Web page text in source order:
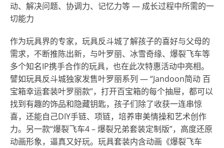
动、解决问题、协调力、记忆力等 — 成长过程中所需的一
切能力
作为玩具界的专家，玩具反斗城了解孩子的喜好与父母的
需求，不断推陈出新，与叶罗丽、冰雪奇缘、爆裂飞车等
多个知名IP携手合作的玩具，也在此次特惠活动中亮相。
譬如玩具反斗城独家发售叶罗丽系列 — “Jandoon简动 百
宝箱幸运套装叶罗丽款”，打开百宝箱的每个抽屉，都可以
找到有趣的饰品和隐藏钥匙，孩子们除了收获一连串惊
喜，还能自己DIY手链、项链，培养审美情操和艺术创作
力。另一款“爆裂飞车4 – 爆裂兄弟套装定制版”，高度还原
动画形象，逼真又好玩。玩具套装内含动画《爆裂飞车